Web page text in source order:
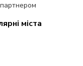
міста